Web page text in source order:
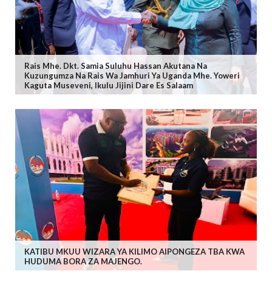
Rais Mhe. Dkt. Samia Suluhu Hassan Akutana Na
Kuzungumza Na Rais Wa Jamhuri Ya Uganda Mhe. Yoweri
Kaguta Museveni, Ikulu Jijini Dare Es Salaam
KATIBU MKUU WIZARA YA KILIMO AIPONGEZA TBA KWA
HUDUMA BORA ZA MAJENGO.